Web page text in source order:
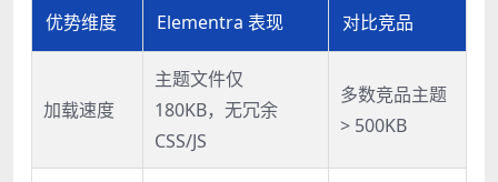
优势维度 Elementra 表现 对比竞品
加载速度
主题文件仅
180KB，无冗余
CSS/JS
多数竞品主题
> 500KB